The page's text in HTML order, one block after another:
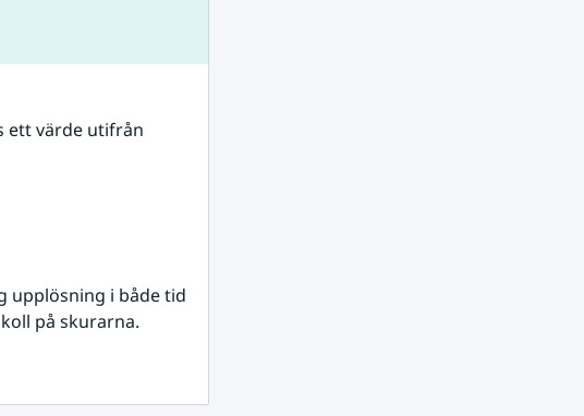
ett värde utifrån
upplösning i både tid
på skurarna.